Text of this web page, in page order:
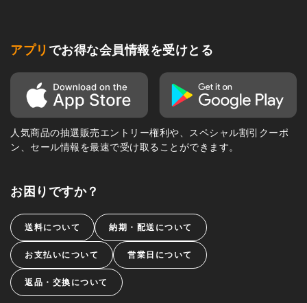
アプリ でお得な会員情報を受けとる
人気商品の抽選販売エントリー権利や、スペシャル割引クーポ
ン、セール情報を最速で受け取ることができます。
お困りですか？
送料について 納期・配送について
お支払いについて 営業日について
返品・交換について